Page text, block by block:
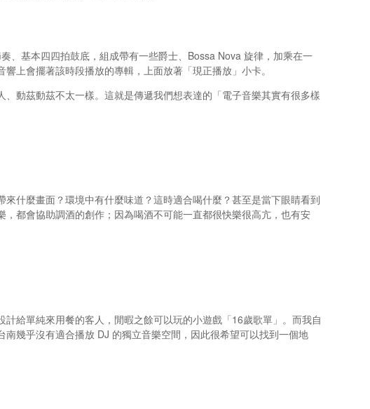
、基本四四拍鼓底，組成帶有一些爵士、Bossa Nova 旋律，加乘在一
上會擺著該時段播放的專輯，上面放著「現正播放」小卡。
動茲動茲不太一樣。這就是傳遞我們想表達的「電子音樂其實有很多樣
什麼畫面？環境中有什麼味道？這時適合喝什麼？甚至是當下眼睛看到
都會協助調酒的創作；因為喝酒不可能一直都很快樂很高亢，也有安
給單純來用餐的客人，閒暇之餘可以玩的小遊戲「16歲歌單」。而我自
幾乎沒有適合播放 DJ 的獨立音樂空間，因此很希望可以找到一個地